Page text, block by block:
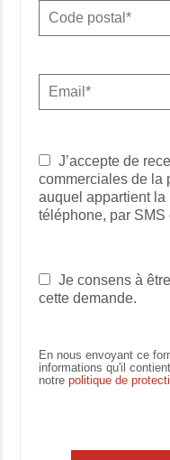
J’accepte de
commerciales de la
auquel appartient
téléphone, par SMS
Je consens à
cette demande.
En nous envoyant ce
informations qu'il
notrepolitique de